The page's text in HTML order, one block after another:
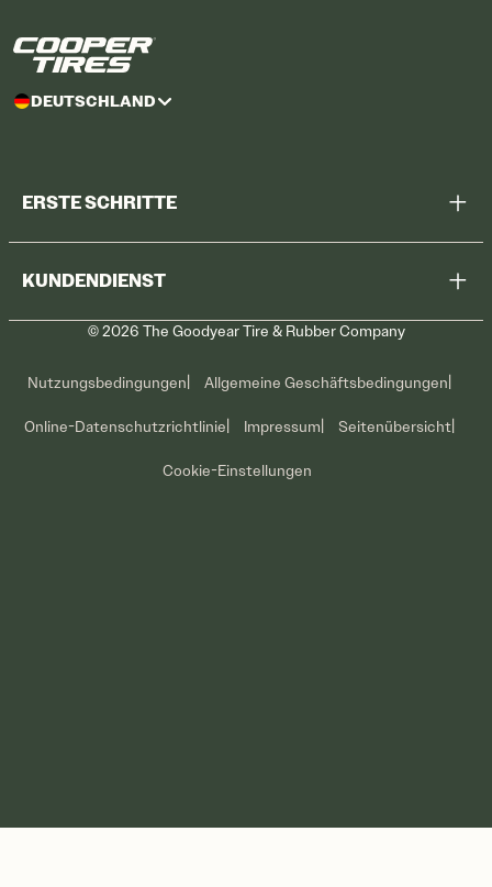
DEUTSCHLAND
ERSTE SCHRITTE
Kontaktieren Sie uns
KUNDENDIENST
Reifenpflege
Aktuelle Angebote
©2026 The Goodyear Tire & Rubber Company
Nutzungsbedingungen Allgemeine Geschäftsbedingungen
Online-Datenschutzrichtlinie Impressum Seitenübersicht
Cookie-Einstellungen